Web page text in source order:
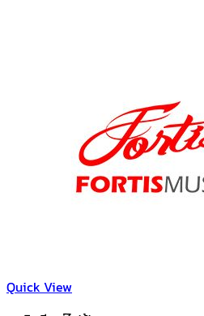
Quick View